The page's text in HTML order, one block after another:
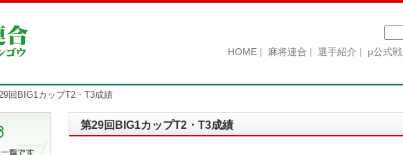
索:
HOME 麻将連合 選手紹介 μ公式戦
回BIG1カップT2・T3成績
第29回BIG1カップT2・T3成績